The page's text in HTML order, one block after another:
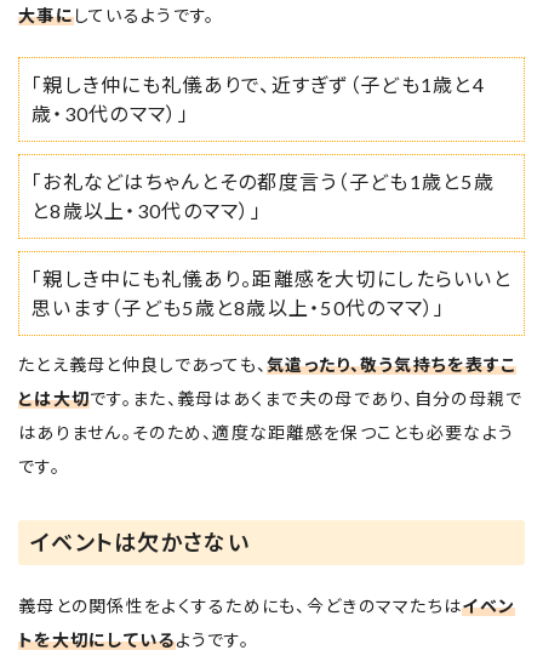
大事にしているようです。
「親しき仲にも礼儀ありで、近すぎず（子ども1歳と4
歳・30代のママ）」
「お礼などはちゃんとその都度言う（子ども1歳と5歳
と8歳以上・30代のママ）」
「親しき中にも礼儀あり。距離感を大切にしたらいいと
思います（子ども5歳と8歳以上・50代のママ）」
たとえ義母と仲良しであっても、気遣ったり、敬う気持ちを表すこ
とは大切です。また、義母はあくまで夫の母であり、自分の母親で
はありません。そのため、適度な距離感を保つことも必要なよう
です。
イベントは欠かさない
義母との関係性をよくするためにも、今どきのママたちはイベン
トを大切にしているようです。